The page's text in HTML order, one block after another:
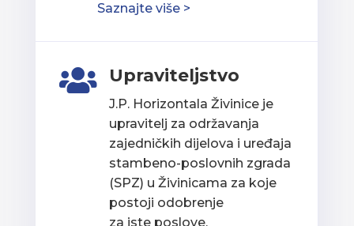
Saznajte više >
 Upraviteljstvo
J.P. Horizontala Živinice je
upravitelj za održavanja
zajedničkih dijelova i uređaja
stambeno-poslovnih zgrada
(SPZ) u Živinicama za koje
postoji odobrenje
za iste poslove.